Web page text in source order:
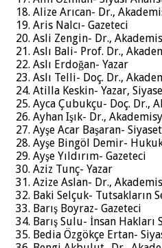
Alize Arıcan- Dr.,
Aris Nalcı- Gazeteci
Asli Zengin- Dr.,
Aslı Bali- Prof. Dr.,
Aslı Erdoğan- Yazar
Aslı Telli- Doç. Dr.,
Atilla Keskin- Yazar,
Ayca Çubukçu- Doç. Dr.,
Ayhan Işık- Dr.,
Ayşe Acar Başaran-
Ayşe Bingöl Demir-
Ayşe Yıldırım- Gazeteci
Aziz Tunç- Yazar
Azize Aslan- Dr.,
Baki Selçuk- Tutsakların
Barış Boyraz- Gazeteci
Barış Sulu- İnsan Hakları
Bedia Özgökçe Ertan-